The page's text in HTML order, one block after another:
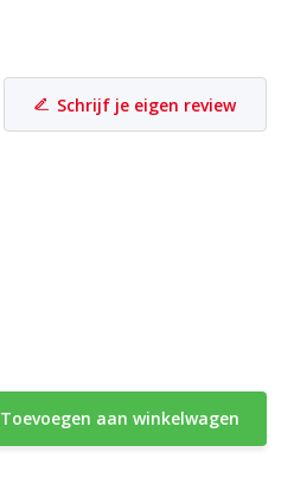
Schrijf je eigen review
Toevoegen aan winkelwagen